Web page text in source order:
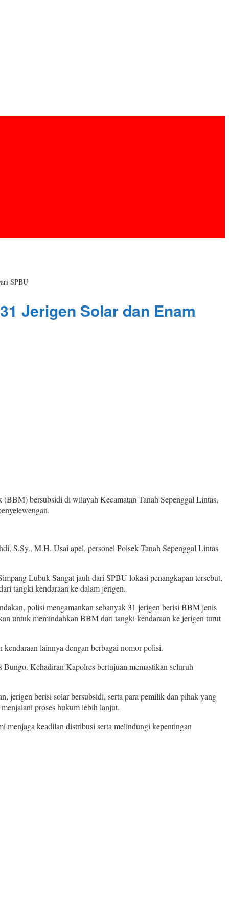
SPBU
Jerigen Solar dan Enam
bersubsidi di wilayah Kecamatan Tanah Sepenggal Lintas,
S.Sy., M.H. Usai apel, personel Polsek Tanah Sepenggal Lintas
Lubuk Sangat jauh dari SPBU lokasi penangkapan tersebut,
tangki kendaraan ke dalam jerigen.
polisi mengamankan sebanyak 31 jerigen berisi BBM jenis
untuk memindahkan BBM dari tangki kendaraan ke jerigen turut
lainnya dengan berbagai nomor polisi.
Kehadiran Kapolres bertujuan memastikan seluruh
jerigen berisi solar bersubsidi, serta para pemilik dan pihak yang
proses hukum lebih lanjut.
menjaga keadilan distribusi serta melindungi kepentingan